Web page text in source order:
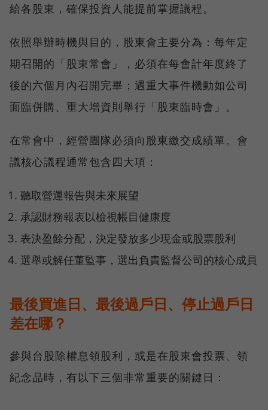
給各股東，確保投資人能提前掌握議程。
依照舉辦時機與目的，股東會主要分為：每年定
期召開的「股東常會」，必須在每會計年度終了
後的六個月內召開完畢；遇重大事件機動如公司
面臨併購、重大增資則舉行「股東臨時會」。
在常會中，經營團隊必須向股東繳交成績單。會
議核心議程通常包含四大項：
聽取營運報告與未來展望
承認財務報表以檢視帳目健康度
表決盈餘分配，決定發放多少現金或股票股利
選舉或解任董監事，選出負責監督公司的核心成員
最後買進日、最後過戶日、停止過戶日
差在哪？
參與台股除權息領股利，或是在股東會投票、領
紀念品時，有以下三個非常重要的關鍵日：